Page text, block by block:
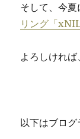
そして、今
リング「xNIL
よろしければ
以下はブログ